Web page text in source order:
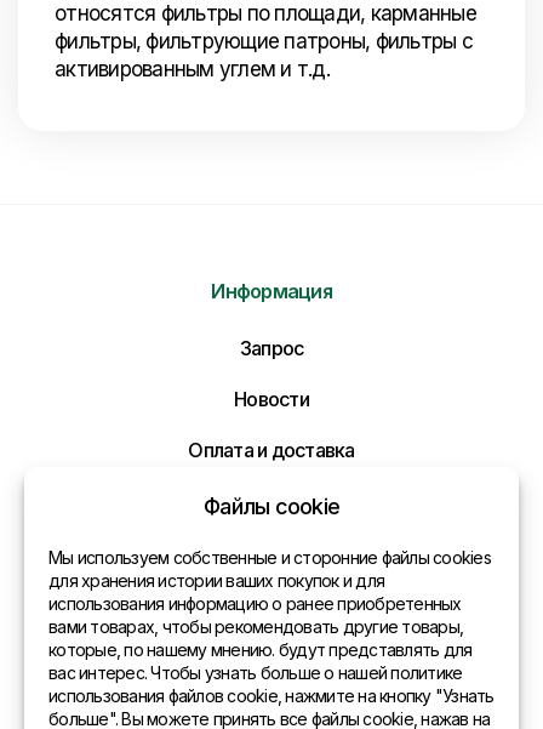
относятся фильтры по площади, карманные
фильтры, фильтрующие патроны, фильтры с
активированным углем и т.д.
Отправить нам сообщение
Напишите нам ваше сообщение и мы ответим
Информация
Запрос
Новости
Оплата и доставка
Политика конфиденциальности
Контакты
Общая информация
Представительства в мире
Адрес
Файлы cookie
Мы используем собственные и сторонние файлы cookies
для хранения истории ваших покупок и для
использования информацию о ранее приобретенных
вами товарах, чтобы рекомендовать другие товары,
которые, по нашему мнению. будут представлять для
вас интерес. Чтобы узнать больше о нашей политике
использования файлов cookie, нажмите на кнопку "Узнать
больше". Вы можете принять все файлы cookie, нажав на